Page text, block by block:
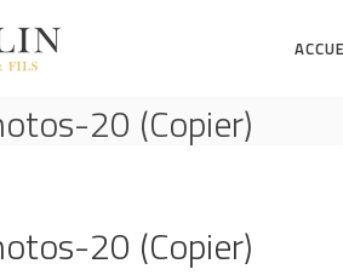
20 (Copier)
20 (Copier)